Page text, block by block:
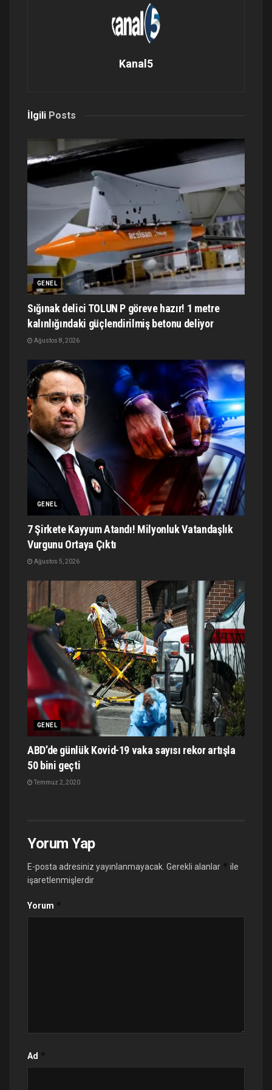
Kanal5
İlgili Posts
GENEL
Sığınak delici TOLUN P göreve hazır! 1 metre
kalınlığındaki güçlendirilmiş betonu deliyor
Ağustos 8, 2026
GENEL
7 Şirkete Kayyum Atandı! Milyonluk Vatandaşlık
Vurgunu Ortaya Çıktı
Ağustos 5, 2026
GENEL
ABD’de günlük Kovid-19 vaka sayısı rekor artışla
50 bini geçti
Temmuz 2, 2020
Yorum Yap
E-posta adresiniz yayınlanmayacak. Gerekli alanlar * ile
işaretlenmişlerdir
Yorum *
Ad *